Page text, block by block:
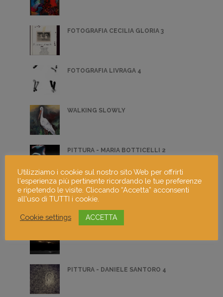
FOTOGRAFIA CECILIA GLORIA 3
FOTOGRAFIA LIVRAGA 4
WALKING SLOWLY
PITTURA - MARIA BOTTICELLI 2
FOTOGRAFIA ALESSIA MASSA 5
PITTURA - DANIELE SANTORO 4
Utilizziamo i cookie sul nostro sito Web per offrirti
l'esperienza più pertinente ricordando le tue preferenze
e ripetendo le visite. Cliccando “Accetta” acconsenti
all'uso di TUTTI i cookie.
Cookie settings ACCETTA